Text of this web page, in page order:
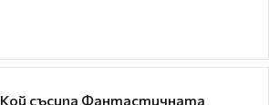
Кой съсипа Фантастичната